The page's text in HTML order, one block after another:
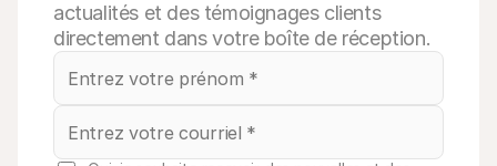
actualités et des témoignages clients
directement dans votre boîte de réception.